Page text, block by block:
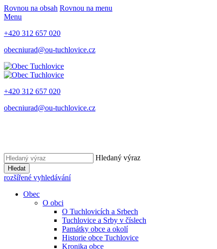
Rovnou na obsah Rovnou na menu
Menu
+420 312 657 020
obecniurad@ou-tuchlovice.cz
+420 312 657 020
obecniurad@ou-tuchlovice.cz
Hledaný výraz
Hledat
rozšířené vyhledávání
Obec
O obci
O Tuchlovicích a Srbech
Tuchlovice a Srby v číslech
Památky obce a okolí
Historie obce Tuchlovice
Kronika obce